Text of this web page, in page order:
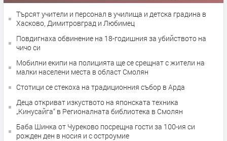
Търсят учители и персонал в училища и детска градина в
Хасково, Димитровград и Любимец
Повдигнаха обвинение на 18-годишния за убийството на
чичо си
Мобилни екипи на полицията ще се срещнат с жители на
малки населени места в област Смолян
Стотици се стекоха на традиционния събор в Арда
Деца откриват изкуството на японската техника
„Кинусайга“ в Регионалната библиотека в Смолян
Баба Шинка от Чуреково посрещна гости за 100-ия си
рожден ден в носия и с остроумие